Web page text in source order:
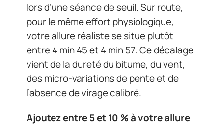
lors d’une séance de seuil. Sur route,
pour le même effort physiologique,
votre allure réaliste se situe plutôt
entre 4 min 45 et 4 min 57. Ce décalage
vient de la dureté du bitume, du vent,
des micro-variations de pente et de
l’absence de virage calibré.
Ajoutez entre 5 et 10 % à votre allure